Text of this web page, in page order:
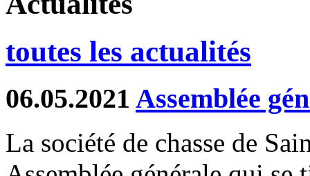
toutes les actualités
06.05.2021 Assemblée
La société de chasse de